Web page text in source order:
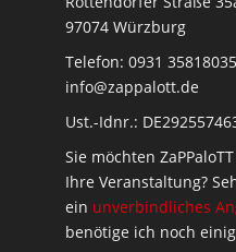
97074 Würzburg
Telefon: 0931 35818035
info@zappalott.de
Ust.-Idnr.:
Sie möchten
Ihre Veranstaltung?
ein unverbindliches
benötige ich noch